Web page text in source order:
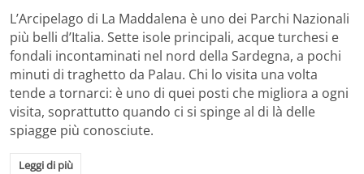
L’Arcipelago di La Maddalena è uno dei Parchi Nazionali
più belli d’Italia. Sette isole principali, acque turchesi e
fondali incontaminati nel nord della Sardegna, a pochi
minuti di traghetto da Palau. Chi lo visita una volta
tende a tornarci: è uno di quei posti che migliora a ogni
visita, soprattutto quando ci si spinge al di là delle
spiagge più conosciute.
Leggi di più